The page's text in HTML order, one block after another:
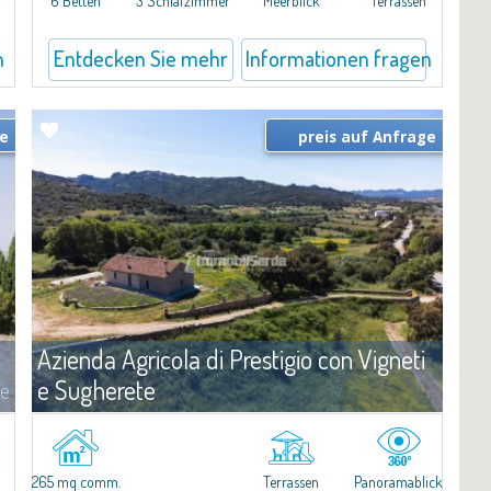
Entdecken Sie mehr Informationen fragen
Azienda Agricola di Prestigio con Vigneti
e Sugherete
Olbia Angebote
​In the vibrant heart of Gallura, just minutes from Priatu and only
twenty minutes from Olbia Airport, lies a truly exceptional
preis auf Anfrage
265 mq comm. Terrassen Panoramablick